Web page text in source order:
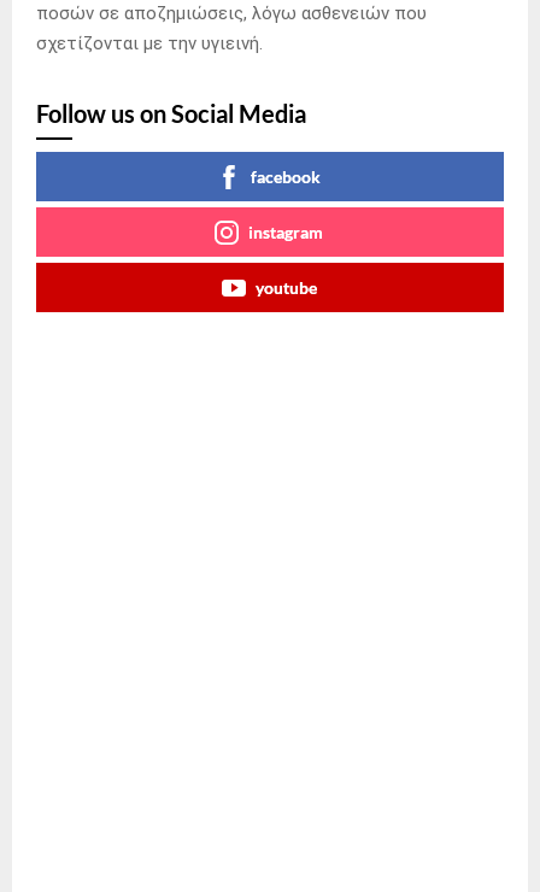
ποσών σε αποζημιώσεις, λόγω ασθενειών που
σχετίζονται με την υγιεινή.
Follow us on Social Media
facebook
instagram
youtube